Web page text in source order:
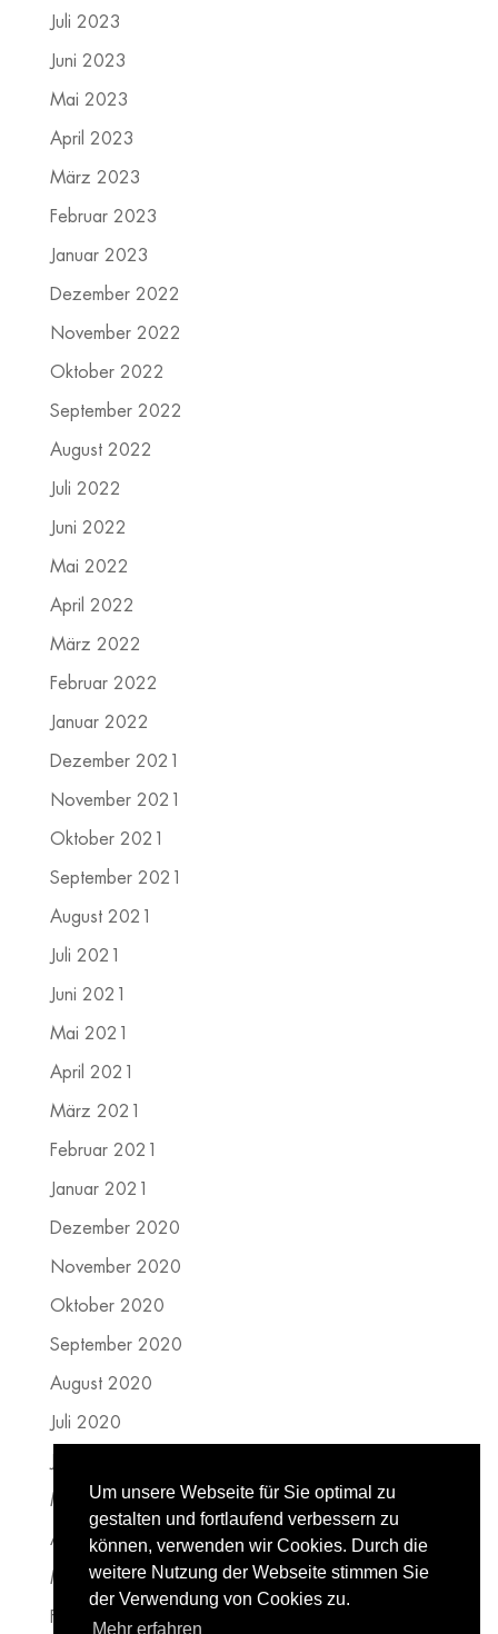
Juli 2023
Juni 2023
Mai 2023
April 2023
März 2023
Februar 2023
Januar 2023
Dezember 2022
November 2022
Oktober 2022
September 2022
August 2022
Juli 2022
Juni 2022
Mai 2022
April 2022
März 2022
Februar 2022
Januar 2022
Dezember 2021
November 2021
Oktober 2021
September 2021
August 2021
Juli 2021
Juni 2021
Mai 2021
April 2021
März 2021
Februar 2021
Januar 2021
Dezember 2020
November 2020
Oktober 2020
September 2020
August 2020
Juli 2020
Mai 2020
April 2020
März 2020
Februar 2020
Um unsere Webseite für Sie optimal zu
gestalten und fortlaufend verbessern zu
können, verwenden wir Cookies. Durch die
weitere Nutzung der Webseite stimmen Sie
der Verwendung von Cookies zu.
Mehr erfahren